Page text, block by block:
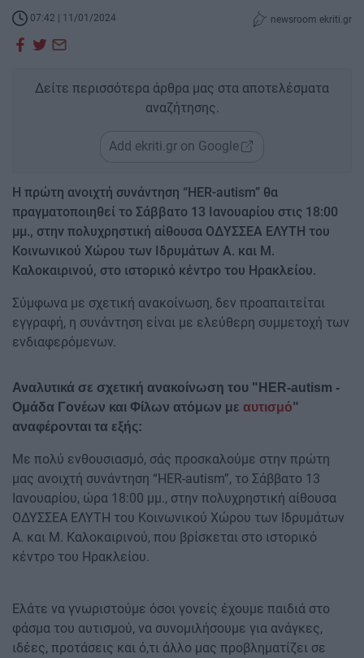
07:42 | 11/01/2024 newsroom ekriti.gr
Δείτε περισσότερα άρθρα μας στα αποτελέσματα
αναζήτησης.
Add ekriti.gr on Google
Η πρώτη ανοιχτή συνάντηση “HER-autism” θα
πραγματοποιηθεί το Σάββατο 13 Ιανουαρίου στις 18:00
μμ., στην πολυχρηστική αίθουσα ΟΔΥΣΣΕΑ ΕΛΥΤΗ του
Κοινωνικού Χώρου των Ιδρυμάτων Α. και Μ.
Καλοκαιρινού, στο ιστορικό κέντρο του Ηρακλείου.
Σύμφωνα με σχετική ανακοίνωση, δεν προαπαιτείται
εγγραφή, η συνάντηση είναι με ελεύθερη συμμετοχή των
ενδιαφερόμενων.
Αναλυτικά σε σχετική ανακοίνωση του "HER-autism -
Ομάδα Γονέων και Φίλων ατόμων με αυτισμό"
αναφέρονται τα εξής:
Με πολύ ενθουσιασμό, σάς προσκαλούμε στην πρώτη
μας ανοιχτή συνάντηση “HER-autism”, το Σάββατο 13
Ιανουαρίου, ώρα 18:00 μμ., στην πολυχρηστική αίθουσα
ΟΔΥΣΣΕΑ ΕΛΥΤΗ του Κοινωνικού Χώρου των Ιδρυμάτων
Α. και Μ. Καλοκαιρινού, που βρίσκεται στο ιστορικό
κέντρο του Ηρακλείου.
Ελάτε να γνωριστούμε όσοι γονείς έχουμε παιδιά στο
φάσμα του αυτισμού, να συνομιλήσουμε για ανάγκες,
ιδέες, προτάσεις και ό,τι άλλο μας προβληματίζει σε